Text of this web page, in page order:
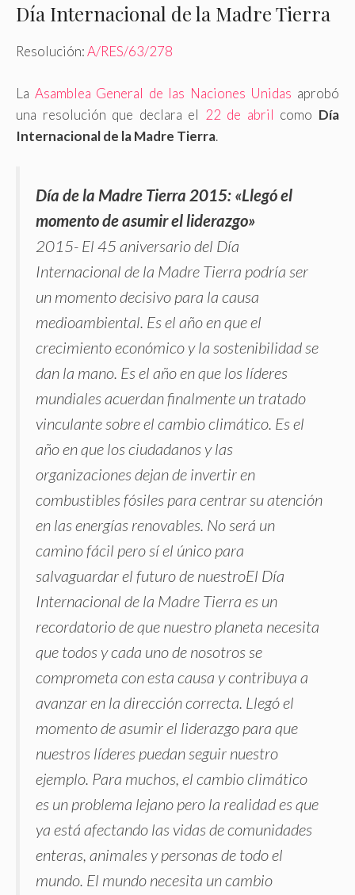
Día Internacional de la Madre Tierra
Resolución:A/RES/63/278
La Asamblea General de las Naciones Unidas aprobó
una resolución que declara el 22 de abril como Día
Internacional de la Madre Tierra.
Día de la Madre Tierra 2015: «Llegó el
momento de asumir el liderazgo»
2015- El 45 aniversario del Día
Internacional de la Madre Tierra podría ser
un momento decisivo para la causa
medioambiental. Es el año en que el
crecimiento económico y la sostenibilidad se
dan la mano. Es el año en que los líderes
mundiales acuerdan finalmente un tratado
vinculante sobre el cambio climático. Es el
año en que los ciudadanos y las
organizaciones dejan de invertir en
combustibles fósiles para centrar su atención
en las energías renovables. No será un
camino fácil pero sí el único para
salvaguardar el futuro de nuestroEl Día
Internacional de la Madre Tierra es un
recordatorio de que nuestro planeta necesita
que todos y cada uno de nosotros se
comprometa con esta causa y contribuya a
avanzar en la dirección correcta. Llegó el
momento de asumir el liderazgo para que
nuestros líderes puedan seguir nuestro
ejemplo. Para muchos, el cambio climático
es un problema lejano pero la realidad es que
ya está afectando las vidas de comunidades
enteras, animales y personas de todo el
mundo. El mundo necesita un cambio